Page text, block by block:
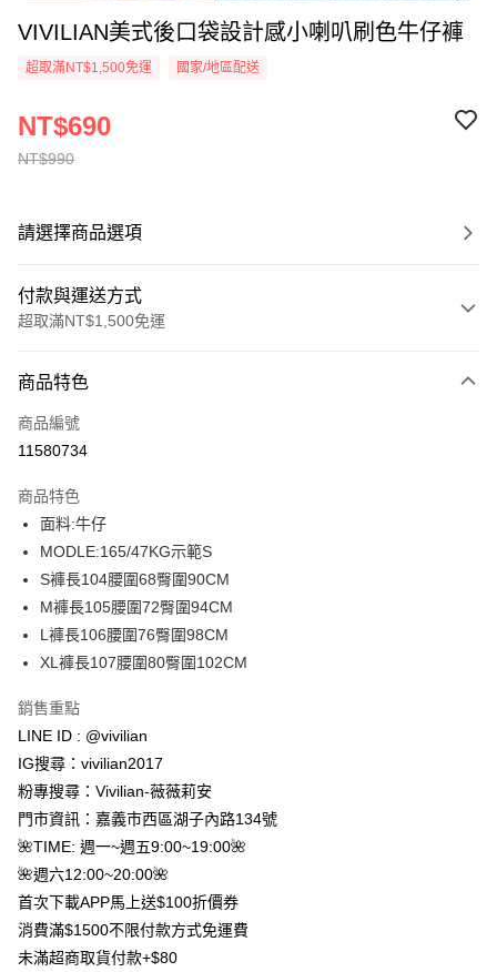
VIVILIAN美式後口袋設計感小喇叭刷色牛仔褲
超取滿NT$1,500免運 國家/地區配送
NT$990
NT$690
請選擇商品選項
付款與運送方式
超取滿NT$1,500免運
信用卡一次付款
信用卡分期付款
合作金庫商業銀行
華南商業銀行
上海商業儲蓄銀行
國泰世華商業銀行
臺灣中小企業銀行
匯豐（台灣）商業銀行
聯邦商業銀行
元大商業銀行
台新國際商業銀行
台灣樂天信用卡公司
超商取貨付款
LINE Pay
Apple Pay
街口支付
Google Pay
大哥付你分期
相關說明
【大哥付你分期使用說明】
2.付款方式選擇「大哥付你分期」，訂單成立後會自動跳轉到大哥付的交易
流程，驗證手機門號後，選擇欲分期的期數、繳款截止日，確認付款後即完
成交易。
3.實際核准額度、可分期數及費用金額請依後續交易確認頁面所載為準。
4.訂單成立30分鐘內，如未前往確認交易或遇審核未通過，訂單將自動取
消。如遇「轉專審核」未通過狀況，表示未達大哥付你分期系統評分，恕無
AFTEE先享後付
相關說明
【關於「AFTEE先享後付」】
AFTEE先享後付是「在收到商品之後才付款」的支付方式。 讓您購物簡單
便利好安心！
１．簡單：不需註冊會員、不需綁卡、不需儲值。
２．便利：只要手機號碼，簡訊認證，即可結帳。
ATM付款
貨到付款
商品特色
商品編號
11580734
商品特色
面料:牛仔
MODLE:165/47KG示範S
S褲長104腰圍68臀圍90CM
M褲長105腰圍72臀圍94CM
L褲長106腰圍76臀圍98CM
XL褲長107腰圍80臀圍102CM
銷售重點
LINE ID : @vivilian
IG搜尋：vivilian2017
粉專搜尋：Vivilian-薇薇莉安
門市資訊：嘉義市西區湖子內路134號
🌺TIME: 週一~週五9:00~19:00🌺
🌺週六12:00~20:00🌺
首次下載APP馬上送$100折價券
消費滿$1500不限付款方式免運費
未滿超商取貨付款+$80